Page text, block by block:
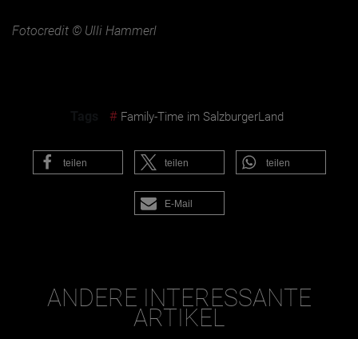
Fotocredit © Ulli Hammerl
# Family-Time im SalzburgerLand
teilen teilen teilen
E-Mail
ANDERE INTERESSANTE
ARTIKEL